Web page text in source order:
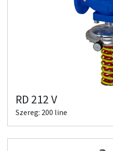
RD 212 V
Szereg: 200 line